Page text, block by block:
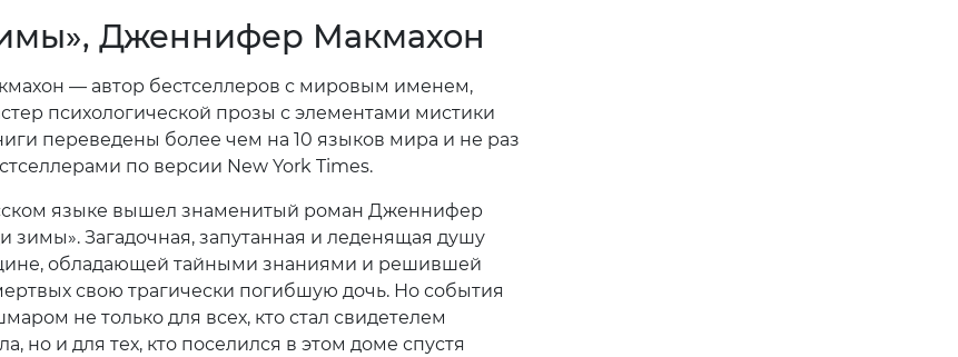
Дженнифер Макмахон
— автор бестселлеров с мировым именем,
психологической прозы с элементами мистики
переведены более чем на 10 языков мира и не раз
по версии New York Times.
языке вышел знаменитый роман Дженнифер
зимы». Загадочная, запутанная и леденящая душу
обладающей тайными знаниями и решившей
свою трагически погибшую дочь. Но события
не только для всех, кто стал свидетелем
но и для тех, кто поселился в этом доме спустя